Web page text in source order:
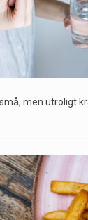
men utroligt